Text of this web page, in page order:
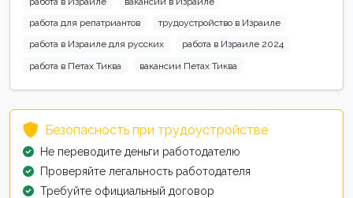
работа для репатриантов
трудоустройство в Израиле
работа в Израиле для русских
работа в Израиле 2024
работа в Петах Тиква
вакансии Петах Тиква
Безопасность при трудоустройстве
Не переводите деньги работодателю
Проверяйте легальность работодателя
Требуйте официальный договор